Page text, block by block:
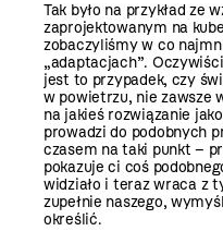
Tak było na przykład ze
zaprojektowanym na
zobaczyliśmy w co
„adaptacjach”.
jest to przypadek, czy
w powietrzu, nie zawsze
na jakieś rozwiązanie
prowadzi do podobnych
czasem na taki punkt –
pokazuje ci coś
widziało i teraz wraca z
zupełnie naszego,
określić.